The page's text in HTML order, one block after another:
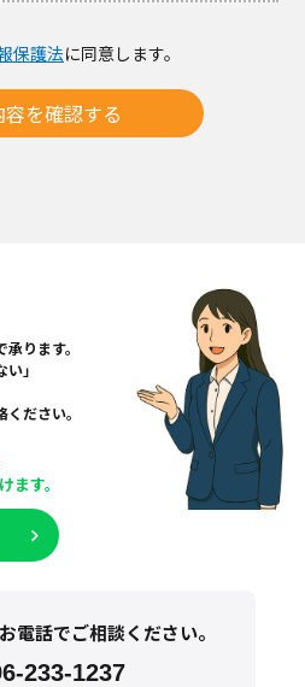
保護法に同意します。
を確認する
ります。
」
ださい。
ます。
電話でご相談ください。
233-1237